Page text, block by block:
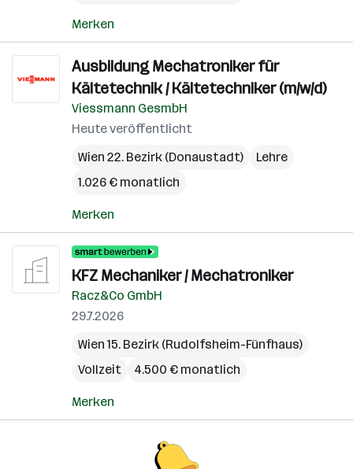
Merken
Ausbildung Mechatroniker für
Kältetechnik / Kältetechniker (m/w/d)
Viessmann GesmbH
Heute veröffentlicht
Wien 22. Bezirk (Donaustadt)
Lehre
1.026 € monatlich
Merken
KFZ Mechaniker / Mechatroniker
Racz&Co GmbH
29.7.2026
Wien 15. Bezirk (Rudolfsheim-Fünfhaus)
Vollzeit
4.500 € monatlich
Merken